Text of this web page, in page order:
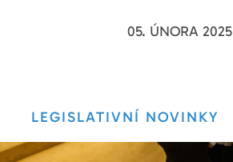
05. ÚNORA 2025
LEGISLATIVNÍ NOVINKY